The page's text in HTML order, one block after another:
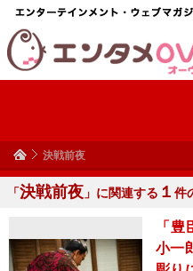
決戦前夜
「決戦前夜 」に関連する １ 件
「
小一